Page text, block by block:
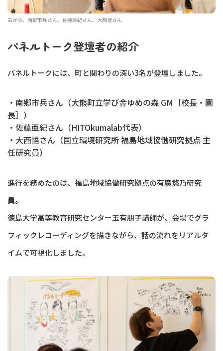
右から、南郷市兵さん、佐藤亜紀さん、大西悟さん
パネルトーク登壇者の紹介
パネルトークには、町と関わりの深い3名が登壇しました。
・南郷市兵さん（大熊町立学び舎ゆめの森 GM［校長・園
長］）
・佐藤亜紀さん（HITOkumalab代表）
・大西悟さん（国立環境研究所 福島地域協働研究拠点 主
任研究員）
進行を務めたのは、福島地域協働研究拠点の有廣悠乃研究
員。
徳島大学高等教育研究センター玉有朋子講師が、会場でグラ
フィックレコーディングを描きながら、話の流れをリアルタ
イムで可視化しました。